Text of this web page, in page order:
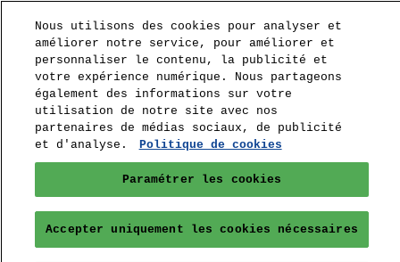
Nous utilisons des cookies pour analyser et
améliorer notre service, pour améliorer et
personnaliser le contenu, la publicité et
votre expérience numérique. Nous partageons
également des informations sur votre
utilisation de notre site avec nos
partenaires de médias sociaux, de publicité
et d'analyse.
Politique de cookies
Paramétrer les cookies
Accepter uniquement les cookies nécessaires